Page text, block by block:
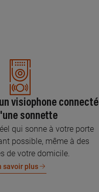
visiophone connecté
sonnette
qui sonne à votre porte
possible, même à des
de votre domicile.
savoir plus